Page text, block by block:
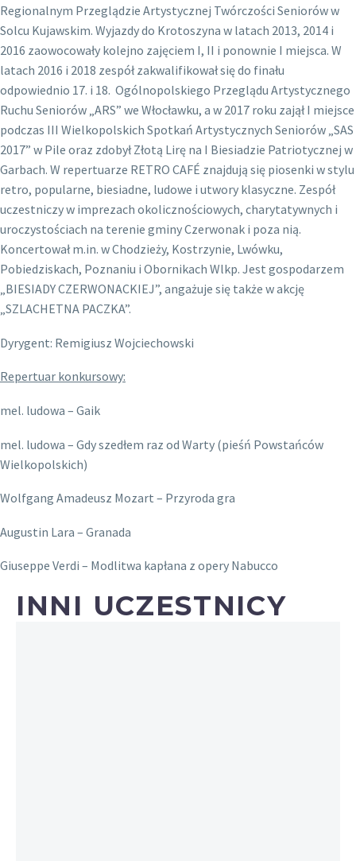
Regionalnym Przeglądzie Artystycznej Twórczości Seniorów w
Solcu Kujawskim. Wyjazdy do Krotoszyna w latach 2013, 2014 i
2016 zaowocowały kolejno zajęciem I, II i ponownie I miejsca. W
latach 2016 i 2018 zespół zakwalifikował się do finału
odpowiednio 17. i 18. Ogólnopolskiego Przeglądu Artystycznego
Ruchu Seniorów „ARS” we Włocławku, a w 2017 roku zajął I miejsce
podczas III Wielkopolskich Spotkań Artystycznych Seniorów „SAS
2017” w Pile oraz zdobył Złotą Lirę na I Biesiadzie Patriotycznej w
Garbach. W repertuarze RETRO CAFÉ znajdują się piosenki w stylu
retro, popularne, biesiadne, ludowe i utwory klasyczne. Zespół
uczestniczy w imprezach okolicznościowych, charytatywnych i
uroczystościach na terenie gminy Czerwonak i poza nią.
Koncertował m.in. w Chodzieży, Kostrzynie, Lwówku,
Pobiedziskach, Poznaniu i Obornikach Wlkp. Jest gospodarzem
„BIESIADY CZERWONACKIEJ”, angażuje się także w akcję
„SZLACHETNA PACZKA”.
Dyrygent: Remigiusz Wojciechowski
Repertuar konkursowy:
mel. ludowa – Gaik
mel. ludowa – Gdy szedłem raz od Warty (pieśń Powstańców
Wielkopolskich)
Wolfgang Amadeusz Mozart – Przyroda gra
Augustin Lara – Granada
Giuseppe Verdi – Modlitwa kapłana z opery Nabucco
INNI UCZESTNICY